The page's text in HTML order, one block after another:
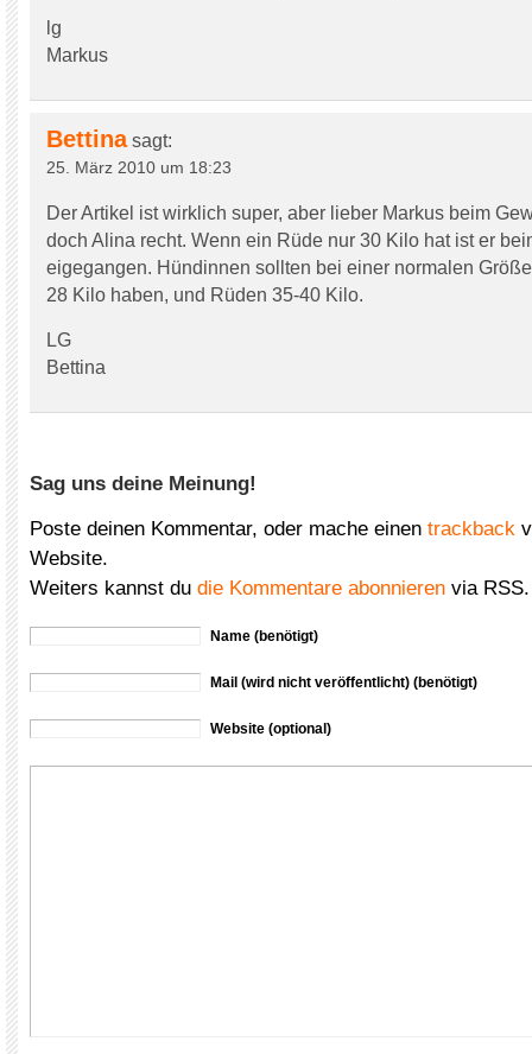
lg
Markus
Bettina sagt:
25. März 2010 um 18:23
Der Artikel ist wirklich super, aber lieber Markus beim
doch Alina recht. Wenn ein Rüde nur 30 Kilo hat ist er
eigegangen. Hündinnen sollten bei einer normalen
28 Kilo haben, und Rüden 35-40 Kilo.
LG
Bettina
Sag uns deine Meinung!
Poste deinen Kommentar, oder mache einen trackback
Website.
Weiters kannst du die Kommentare abonnieren via RSS.
Name (benötigt)
Mail (wird nicht veröffentlicht) (benötigt)
Website (optional)